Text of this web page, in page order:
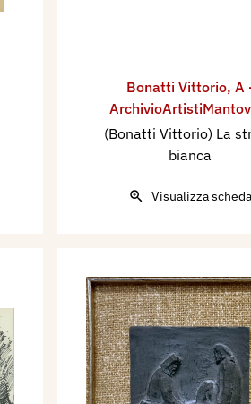
Bonatti Vittorio, A
(Bonatti Vittorio) La
bianca
Visualizza scheda